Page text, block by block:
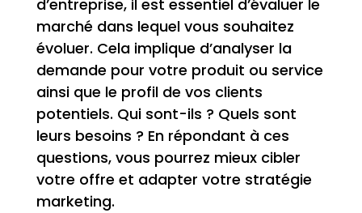
d’entreprise, il est essentiel d’évaluer le
marché dans lequel vous souhaitez
évoluer. Cela implique d’analyser la
demande pour votre produit ou service
ainsi que le profil de vos clients
potentiels. Qui sont-ils ? Quels sont
leurs besoins ? En répondant à ces
questions, vous pourrez mieux cibler
votre offre et adapter votre stratégie
marketing.